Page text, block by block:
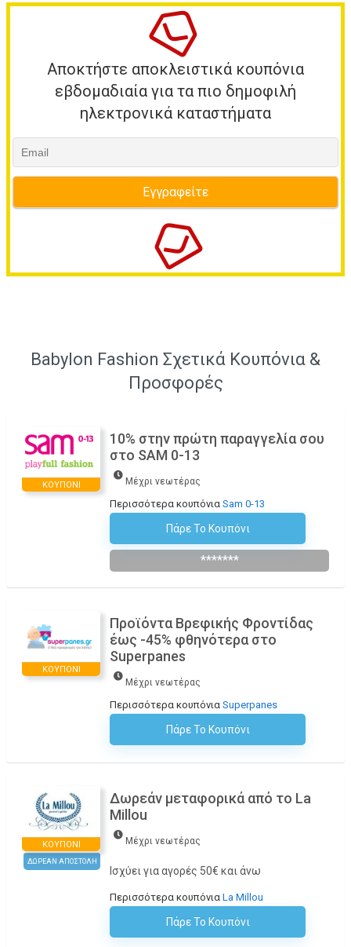
Αποκτήστε αποκλειστικά κουπόνια
εβδομαδιαία για τα πιο δημοφιλή
ηλεκτρονικά καταστήματα
Babylon Fashion Σχετικά Κουπόνια &
Προσφορές
ΚΟΥΠΌΝΙ
10% στην πρώτη παραγγελία σου
στο SAM 0-13
Μέχρι νεωτέρας
Περισσότερα κουπόνια Sam 0-13
Πάρε Το Κουπόνι
Εγγραφή Στο Newsletter.
*******
ΚΟΥΠΌΝΙ
Προϊόντα Βρεφικής Φροντίδας
έως -45% φθηνότερα στο
Superpanes
Μέχρι νεωτέρας
Περισσότερα κουπόνια Superpanes
Πάρε Το Κουπόνι
ΚΟΥΠΌΝΙ
ΔΩΡΕΑΝ ΑΠΟΣΤΟΛΗ
Δωρεάν μεταφορικά από το La
Millou
Μέχρι νεωτέρας
Ισχύει για αγορές 50€ και άνω
Περισσότερα κουπόνια La Millou
Πάρε Το Κουπόνι